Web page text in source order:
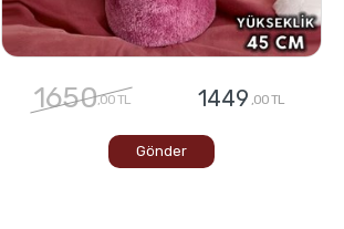
1650,00 TL 1449 ,00 TL
Gönder